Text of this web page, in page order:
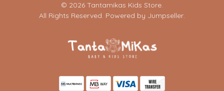
© 2026 Tantamikas Kids Store.
All Rights Reserved. Powered by Jumpseller.